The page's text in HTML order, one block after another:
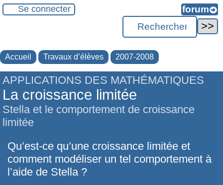
Se connecter
Accueil Travaux d’élèves 2007-2008
APPLICATIONS DES MATHÉMATIQUES
La croissance limitée
Stella et le comportement de croissance
limitée
Qu’est-ce qu’une croissance limitée et
comment modéliser un tel comportement à
l’aide de Stella ?